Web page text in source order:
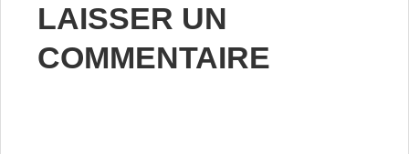
LAISSER UN
COMMENTAIRE